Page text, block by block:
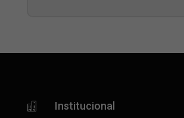
 Institucional